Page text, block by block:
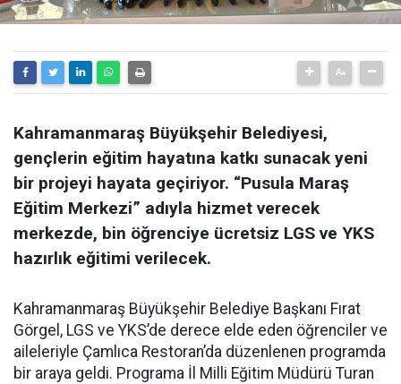
Kahramanmaraş Büyükşehir Belediyesi,
gençlerin eğitim hayatına katkı sunacak yeni
bir projeyi hayata geçiriyor. “Pusula Maraş
Eğitim Merkezi” adıyla hizmet verecek
merkezde, bin öğrenciye ücretsiz LGS ve YKS
hazırlık eğitimi verilecek.
Kahramanmaraş Büyükşehir Belediye Başkanı Fırat
Görgel, LGS ve YKS’de derece elde eden öğrenciler ve
aileleriyle Çamlıca Restoran’da düzenlenen programda
bir araya geldi. Programa İl Milli Eğitim Müdürü Turan